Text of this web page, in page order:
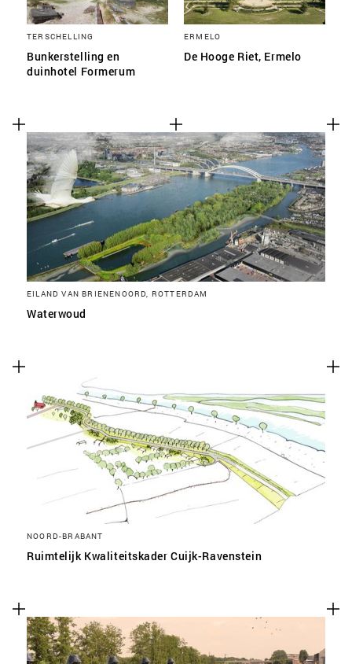
TERSCHELLING
Bunkerstelling en
duinhotel Formerum
ERMELO
De Hooge Riet, Ermelo
EILAND VAN BRIENENOORD, ROTTERDAM
Waterwoud
NOORD-BRABANT
Ruimtelijk Kwaliteitskader Cuijk-Ravenstein